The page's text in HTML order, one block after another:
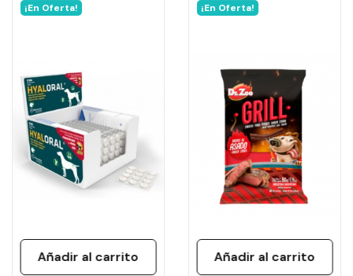
Añadir al carrito
¡En Oferta!
Añadir al carrito
¡En Oferta!